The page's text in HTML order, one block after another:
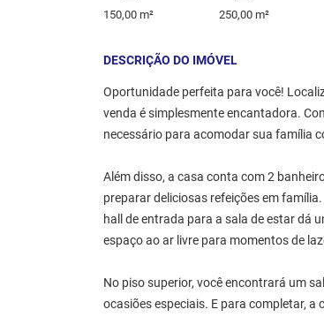
150,00 m² 250,00 m²
DESCRIÇÃO DO IMÓVEL
Oportunidade perfeita para você!
venda é simplesmente encantadora.
necessário para acomodar sua família
Além disso, a casa conta com 2
preparar deliciosas refeições em
hall de entrada para a sala de estar dá
espaço ao ar livre para momentos de
No piso superior, você encontrará um
ocasiões especiais. E para completar,